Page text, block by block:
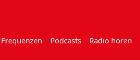
Frequenzen Podcasts Radio hören